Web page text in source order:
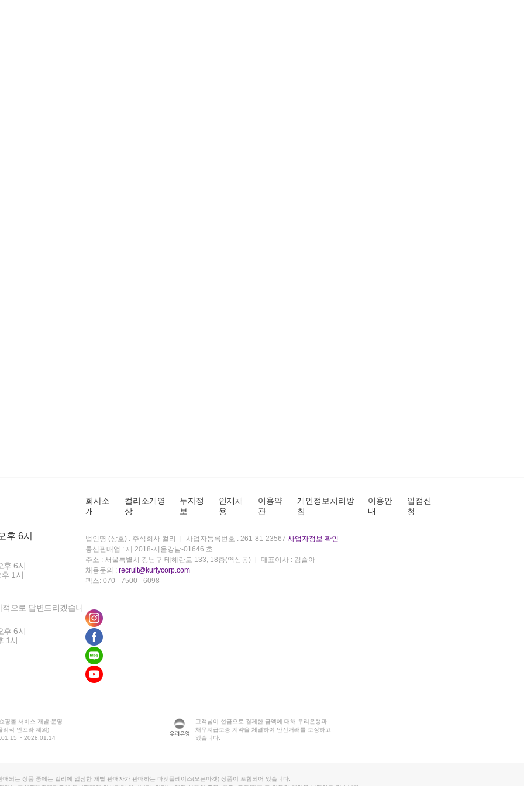
후 6시
후 6시
1시
으로 답변드리겠습니
후 6시
1시
회사소
개
컬리소개영
상
투자정
보
인재채
용
이용약
관
개인정보처리방
침
이용안
내
입점신
청
법인명 (상호) : 주식회사 컬리 사업자등록번호 : 261-81-23567 사업자정보 확인
통신판매업 : 제 2018-서울강남-01646 호
주소 : 서울특별시 강남구 테헤란로 133, 18층(역삼동)
대표이사 : 김슬아
채용문의 : recruit@kurlycorp.com
팩스: 070 - 7500 - 6098
핑몰 서비스 개발·운영
리적 인프라 제외)
~ 2028.01.14
고객님이 현금으로 결제한 금액에 대해 우리은행과
채무지급보증 계약을 체결하여 안전거래를 보장하고
있습니다.
매되는 상품 중에는 컬리에 입점한 개별 판매자가 판매하는 마켓플레이스(오픈마켓) 상품이 포함되어 있습니다.